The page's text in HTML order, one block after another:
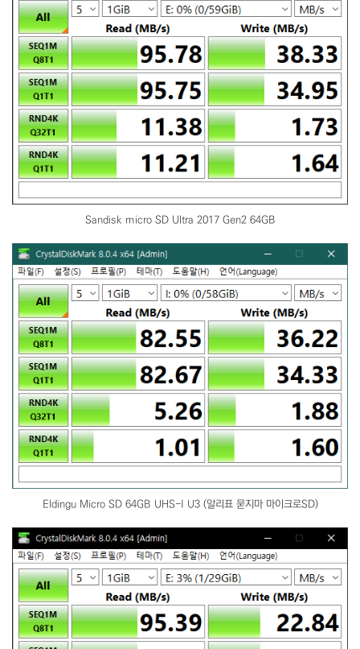
Sandisk micro SD Ultra 2017 Gen2 64GB
Eldingu Micro SD 64GB UHS-I U3 (알리표 묻지마 마이크로SD)